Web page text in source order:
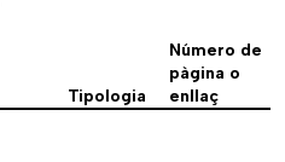
Tipologia
Número de
pàgina o
enllaç